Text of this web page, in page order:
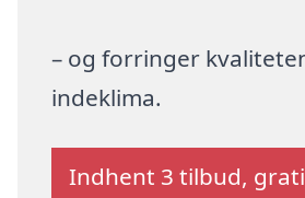
– og forringer
indeklima.
Indhent 3 tilbud,